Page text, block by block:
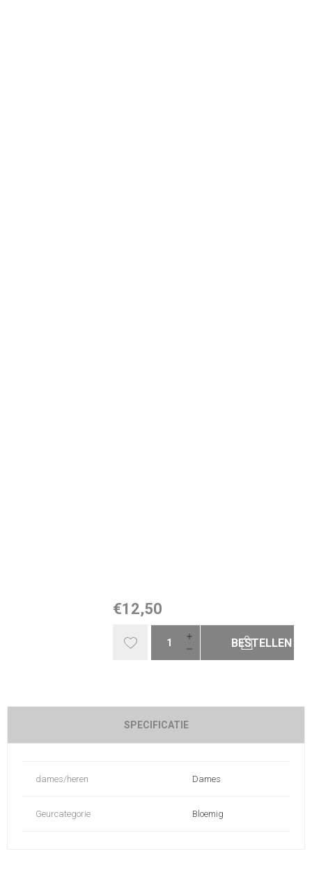
€12,50
BESTELLEN
SPECIFICATIE
dames/heren Dames
Geurcategorie Bloemig